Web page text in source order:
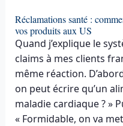
Réclamations santé :
vos produits aux US
Quand j’explique le
claims à mes clients
même réaction.
on peut écrire qu’un
maladie cardiaque ? »
« Formidable, on va